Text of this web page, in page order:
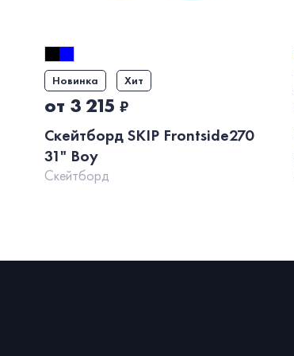
от 3 215 ₽
Новинка Хит
Скейтборд SKIP Frontside270
31" Boy
Скейтборд